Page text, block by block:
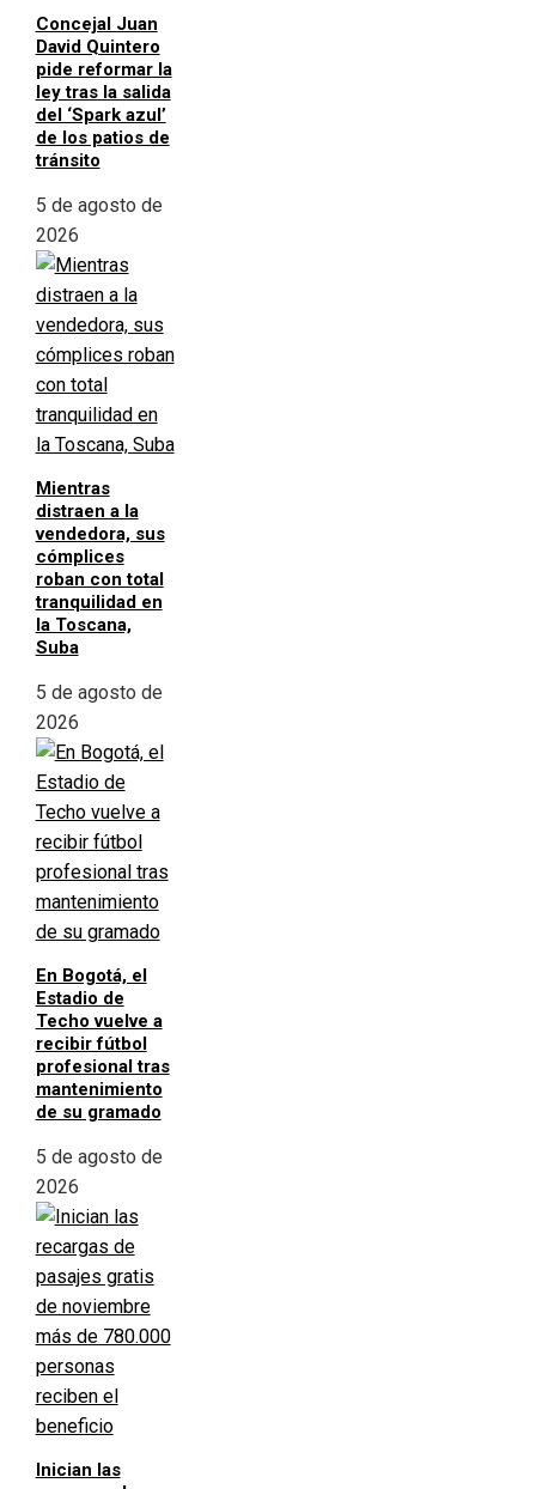
Concejal Juan
David Quintero
pide reformar la
ley tras la salida
del ‘Spark azul’
de los patios de
tránsito
5 de agosto de
2026
Mientras
distraen a la
vendedora, sus
cómplices
roban con total
tranquilidad en
la Toscana,
Suba
5 de agosto de
2026
En Bogotá, el
Estadio de
Techo vuelve a
recibir fútbol
profesional tras
mantenimiento
de su gramado
5 de agosto de
2026
Inician las